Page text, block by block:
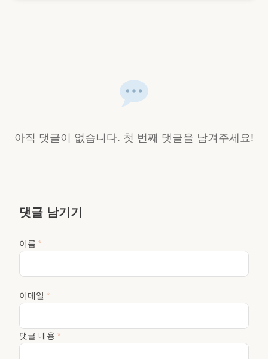
아직 댓글이 없습니다. 첫 번째 댓글을 남겨주세요!
댓글 남기기
이름 *
이메일 *
댓글 내용 *